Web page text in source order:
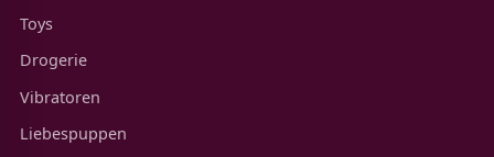
Toys
Drogerie
Vibratoren
Liebespuppen